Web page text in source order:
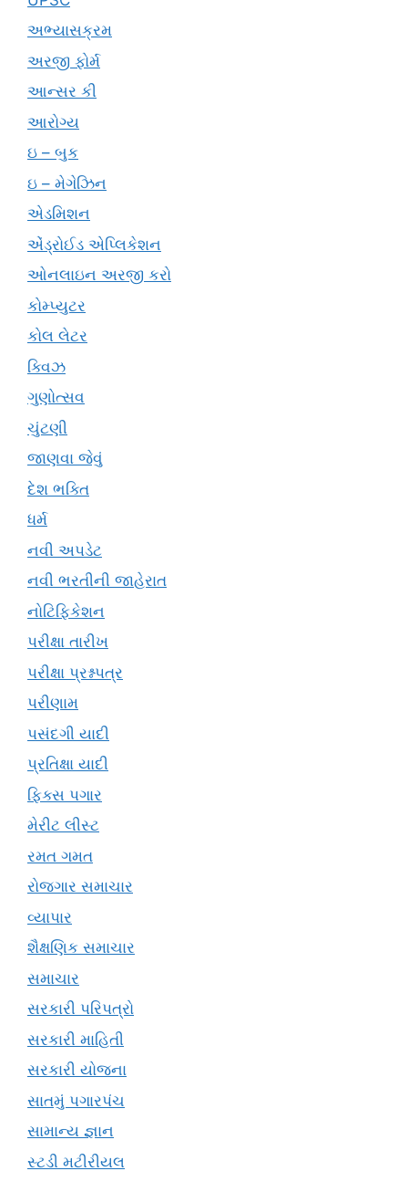
અભ્યાસક્રમ
અરજી ફોર્મ
આન્સર કી
આરોગ્ય
ઇ – બુક
ઇ – મેગેઝિન
એડમિશન
એંડ્રોઈડ એપ્લિકેશન
ઓનલાઇન અરજી કરો
કોમ્પ્યુટર
કોલ લેટર
ક્વિઝ
ગુણોત્સવ
ચુંટણી
જાણવા જેવું
દેશ ભક્તિ
ધર્મ
નવી અપડેટ
નવી ભરતીની જાહેરાત
નોટિફિકેશન
પરીક્ષા તારીખ
પરીક્ષા પ્રશ્નપત્ર
પરીણામ
પસંદગી યાદી
પ્રતિક્ષા યાદી
ફિક્સ પગાર
મેરીટ લીસ્ટ
રમત ગમત
રોજગાર સમાચાર
વ્યાપાર
શૈક્ષણિક સમાચાર
સમાચાર
સરકારી પરિપત્રો
સરકારી માહિતી
સરકારી યોજના
સાતમું પગારપંચ
સામાન્ય જ્ઞાન
સ્ટડી મટીરીયલ